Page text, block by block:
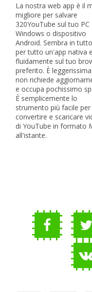
La nostra web app è il
migliore per salvare
320YouTube sul tuo PC
Windows o dispositivo
Android. Sembra in
per tutto un'app nativa
fluidamente sul tuo
preferito. È
non richiede
e occupa pochissimo
È semplicemente lo
strumento più facile per
convertire e scaricare
di YouTube in formato
all'istante.